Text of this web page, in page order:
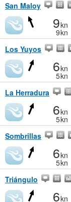
San Maloy
9kn
9kn
Los Yuyos
6kn
5kn
La Herradura
6kn
5kn
Sombrillas
6kn
5kn
Triángulo
6kn